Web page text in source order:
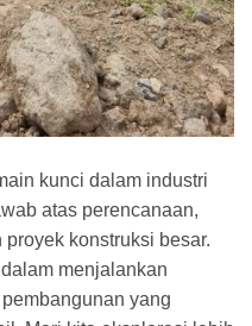
kunci dalam industri
atas perencanaan,
konstruksi besar.
menjalankan
yang